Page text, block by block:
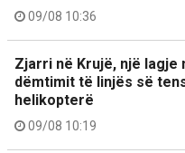
09/08 10:36
Zjarri në Krujë, një lagje
dëmtimit të linjës së
helikopterë
09/08 10:19